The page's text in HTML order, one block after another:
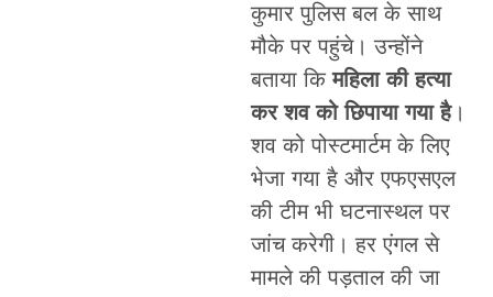
कुमार पुलिस बल के साथ
मौके पर पहुंचे। उन्होंने
बताया किमहिला की हत्या
कर शव को छिपाया गया है।
शव को पोस्टमार्टम के लिए
भेजा गया है और एफएसएल
की टीम भी घटनास्थल पर
जांच करेगी। हर एंगल से
मामले की पड़ताल की जा